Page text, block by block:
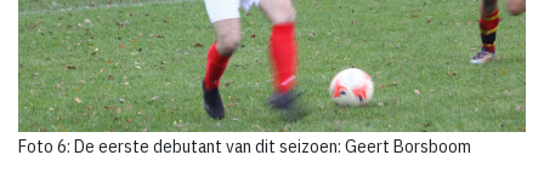
Foto 6: De eerste debutant van dit seizoen: Geert Borsboom